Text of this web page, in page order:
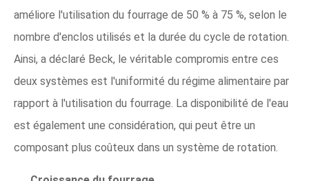
améliore l'utilisation du fourrage de 50 % à 75 %, selon le
nombre d'enclos utilisés et la durée du cycle de rotation.
Ainsi, a déclaré Beck, le véritable compromis entre ces
deux systèmes est l'uniformité du régime alimentaire par
rapport à l'utilisation du fourrage. La disponibilité de l'eau
est également une considération, qui peut être un
composant plus coûteux dans un système de rotation.